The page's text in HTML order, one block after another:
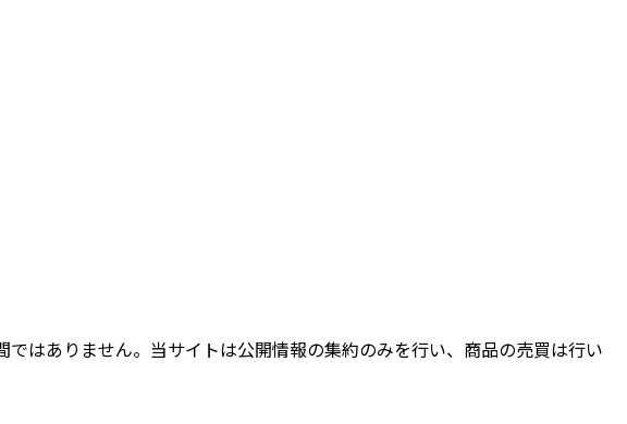
はありません。当サイトは公開情報の集約のみを行い、商品の売買は行い